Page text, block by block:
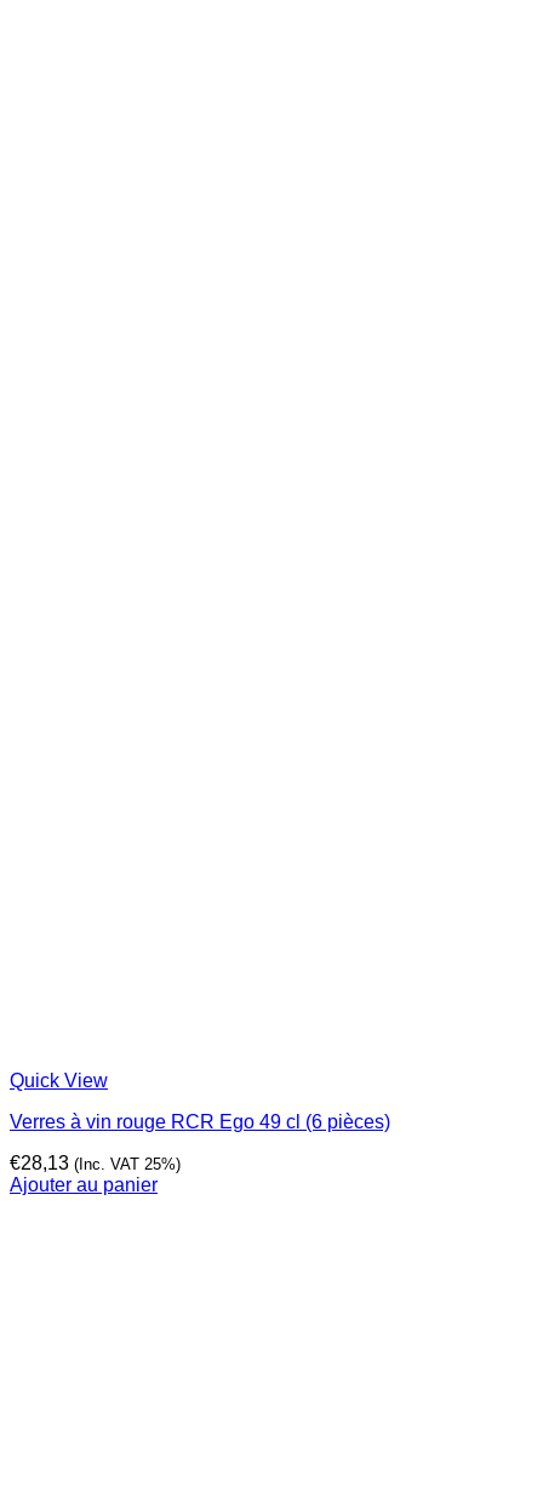
Quick View
Verres à vin rouge RCR Ego 49 cl (6 pièces)
€28,13 (Inc. VAT 25%)
Ajouter au panier